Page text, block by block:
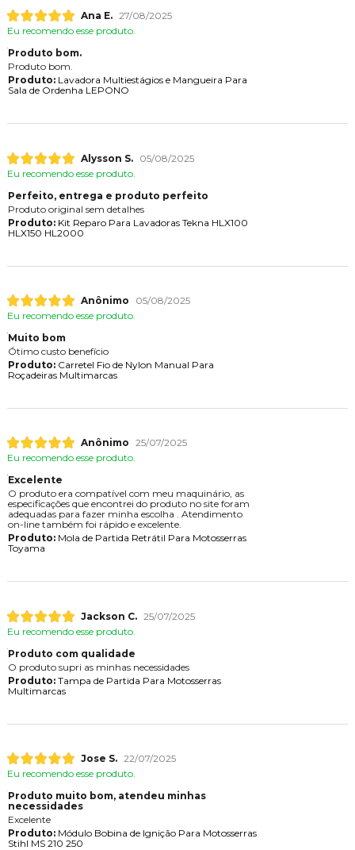
Ana E. 27/08/2025
Eu recomendo esse produto.
Produto bom.
Produto bom.
Produto:Lavadora Multiestágios e Mangueira Para
Sala de Ordenha LEPONO
Alysson S.
05/08/2025
Eu recomendo esse produto.
Perfeito, entrega e produto perfeito
Produto original sem detalhes
Produto:Kit Reparo Para Lavadoras Tekna HLX100
HLX150 HL2000
Anônimo
05/08/2025
Eu recomendo esse produto.
Muito bom
Ótimo custo benefício
Produto:Carretel Fio de Nylon Manual Para
Roçadeiras Multimarcas
Anônimo 25/07/2025
Eu recomendo esse produto.
Excelente
O produto era compatível com meu maquinário, as
especificações que encontrei do produto no site foram
adequadas para fazer minha escolha . Atendimento
on-line também foi rápido e excelente.
Produto:Mola de Partida Retrátil Para Motosserras
Toyama
Jackson C. 25/07/2025
Eu recomendo esse produto.
Produto com qualidade
O produto supri as minhas necessidades
Produto:Tampa de Partida Para Motosserras
Multimarcas
Jose S. 22/07/2025
Eu recomendo esse produto.
Produto muito bom, atendeu minhas
necessidades
Excelente
Produto:Módulo Bobina de Ignição Para Motosserras
Stihl MS 210 250